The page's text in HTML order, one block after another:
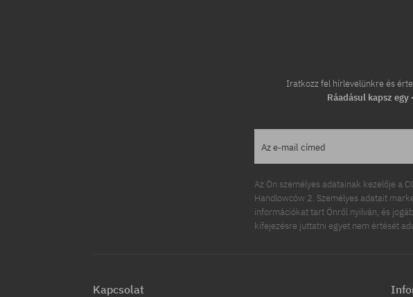
Iratkozz fel hírlevelünkre és
Ráadásul kapsz
Az e-mail címed
Az Ön személyes adatainak kezelője a
Handlowców 2. Személyes adatait
információkat tart Önről nyilván, és
kifejezésre juttatni egyet nem értését
Kapcsolat